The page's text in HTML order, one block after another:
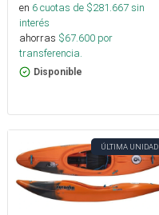
en 6cuotas de $281.667sin
interés
ahorras $67.600 por
transferencia.
Disponible
ÚLTIMA UNIDAD